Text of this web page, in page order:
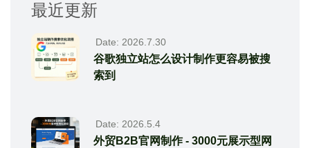
最近更新
Date: 2026.7.30
谷歌独立站怎么设计制作更容易被搜
索到
Date: 2026.5.4
外贸B2B官网制作 - 3000元展示型网